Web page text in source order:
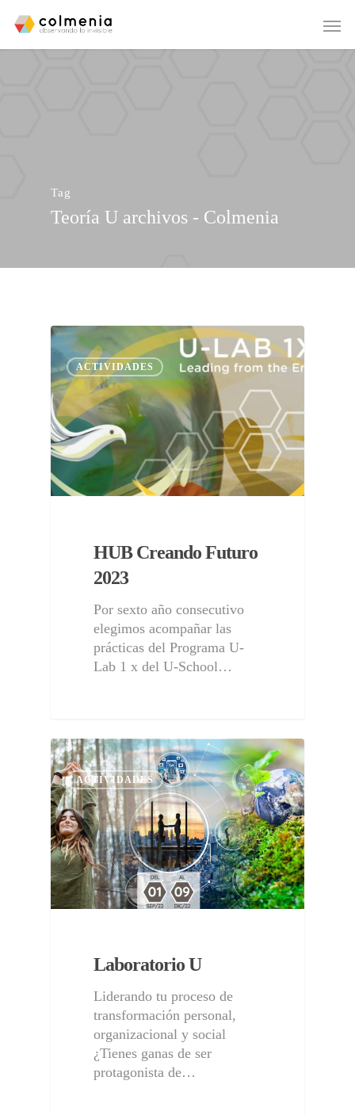
Tag
Teoría U archivos - Colmenia
ACTIVIDADES
HUB Creando Futuro
2023
Por sexto año consecutivo
elegimos acompañar las
prácticas del Programa U-
Lab 1 x del U-School…
ACTIVIDADES
Laboratorio U
Liderando tu proceso de
transformación personal,
organizacional y social
¿Tienes ganas de ser
protagonista de…